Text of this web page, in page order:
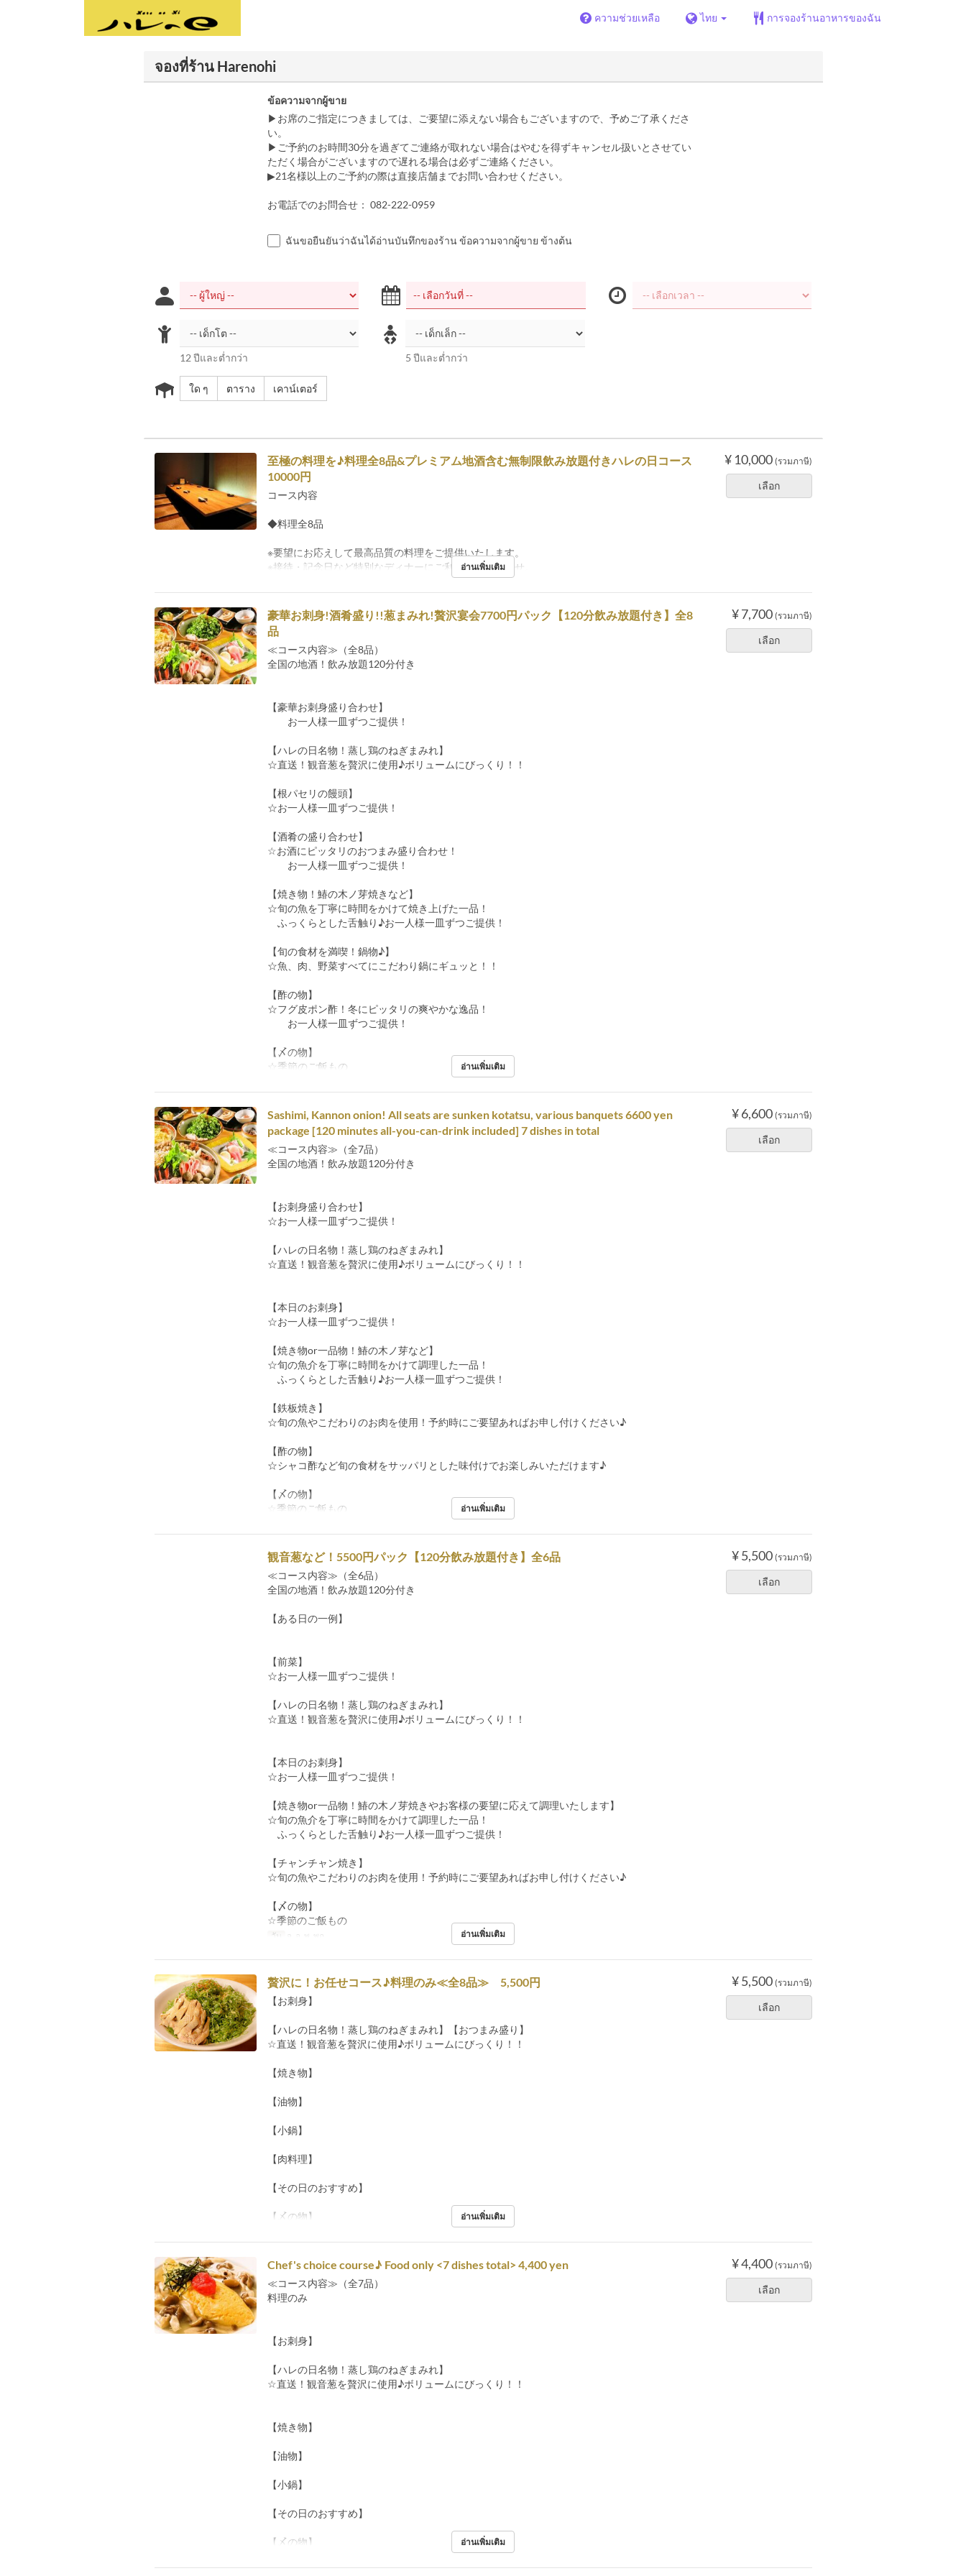
ความช่วยเหลือ ไทย การจองร้านอาหารของฉัน
จองที่ร้าน Harenohi
ข้อความจากผู้ขาย
▶お席のご指定につきましては、ご要望に添えない場合もございますので、予めご了承くださ
い。
▶ご予約のお時間30分を過ぎてご連絡が取れない場合はやむを得ずキャンセル扱いとさせてい
ただく場合がございますので遅れる場合は必ずご連絡ください。
▶21名様以上のご予約の際は直接店舗までお問い合わせください。
お電話でのお問合せ： 082-222-0959
ฉันขอยืนยันว่าฉันได้อ่านบันทึกของร้าน ข้อความจากผู้ขาย ข้างต้น
12 ปีและต่ำกว่า 5 ปีและต่ำกว่า
ใด ๆ ตาราง เคาน์เตอร์
¥ 10,000 (รวมภาษี)
เลือก
至極の料理を♪料理全8品&プレミアム地酒含む無制限飲み放題付きハレの日コース
10000円
コース内容
◆料理全8品
※要望にお応えして最高品質の料理をご提供いたします。
※接待・記念日など特別なディナーにご利用くださいませ。
อ่านเพิ่มเติม
¥ 7,700 (รวมภาษี)
เลือก
豪華お刺身!酒肴盛り!!葱まみれ!贅沢宴会7700円パック【120分飲み放題付き】全8
品
≪コース内容≫（全8品）
全国の地酒！飲み放題120分付き
【豪華お刺身盛り合わせ】
お一人様一皿ずつご提供！
【ハレの日名物！蒸し鶏のねぎまみれ】
☆直送！観音葱を贅沢に使用♪ボリュームにびっくり！！
【根パセリの饅頭】
☆お一人様一皿ずつご提供！
【酒肴の盛り合わせ】
☆お酒にピッタリのおつまみ盛り合わせ！
お一人様一皿ずつご提供！
【焼き物！鰆の木ノ芽焼きなど】
☆旬の魚を丁寧に時間をかけて焼き上げた一品！
ふっくらとした舌触り♪お一人様一皿ずつご提供！
【旬の食材を満喫！鍋物♪】
☆魚、肉、野菜すべてにこだわり鍋にギュッと！！
【酢の物】
☆フグ皮ポン酢！冬にピッタリの爽やかな逸品！
お一人様一皿ずつご提供！
【〆の物】
☆季節のご飯もの
อ่านเพิ่มเติม
¥ 6,600 (รวมภาษี)
เลือก
Sashimi, Kannon onion! All seats are sunken kotatsu, various banquets 6600 yen
package [120 minutes all-you-can-drink included] 7 dishes in total
≪コース内容≫（全7品）
全国の地酒！飲み放題120分付き
【お刺身盛り合わせ】
☆お一人様一皿ずつご提供！
【ハレの日名物！蒸し鶏のねぎまみれ】
☆直送！観音葱を贅沢に使用♪ボリュームにびっくり！！
【本日のお刺身】
☆お一人様一皿ずつご提供！
【焼き物or一品物！鰆の木ノ芽など】
☆旬の魚介を丁寧に時間をかけて調理した一品！
ふっくらとした舌触り♪お一人様一皿ずつご提供！
【鉄板焼き】
☆旬の魚やこだわりのお肉を使用！予約時にご要望あればお申し付けください♪
【酢の物】
☆シャコ酢など旬の食材をサッパリとした味付けでお楽しみいただけます♪
【〆の物】
☆季節のご飯もの
อ่านเพิ่มเติม
¥ 5,500 (รวมภาษี)
เลือก
観音葱など！5500円パック【120分飲み放題付き】全6品
≪コース内容≫（全6品）
全国の地酒！飲み放題120分付き
【ある日の一例】
【前菜】
☆お一人様一皿ずつご提供！
【ハレの日名物！蒸し鶏のねぎまみれ】
☆直送！観音葱を贅沢に使用♪ボリュームにびっくり！！
【本日のお刺身】
☆お一人様一皿ずつご提供！
【焼き物or一品物！鰆の木ノ芽焼きやお客様の要望に応えて調理いたします】
☆旬の魚介を丁寧に時間をかけて調理した一品！
ふっくらとした舌触り♪お一人様一皿ずつご提供！
【チャンチャン焼き】
☆旬の魚やこだわりのお肉を使用！予約時にご要望あればお申し付けください♪
【〆の物】
☆季節のご飯もの
วัน จ, อ, พ, พฤ อ่านเพิ่มเติม
¥ 5,500 (รวมภาษี)
เลือก
贅沢に！お任せコース♪料理のみ≪全8品≫ 5,500円
【お刺身】
【ハレの日名物！蒸し鶏のねぎまみれ】【おつまみ盛り】
☆直送！観音葱を贅沢に使用♪ボリュームにびっくり！！
【焼き物】
【油物】
【小鍋】
【肉料理】
【その日のおすすめ】
【〆の物】 อ่านเพิ่มเติม
¥ 4,400 (รวมภาษี)
เลือก
Chef's choice course♪ Food only <7 dishes total> 4,400 yen
≪コース内容≫（全7品）
料理のみ
【お刺身】
【ハレの日名物！蒸し鶏のねぎまみれ】
☆直送！観音葱を贅沢に使用♪ボリュームにびっくり！！
【焼き物】
【油物】
【小鍋】
【その日のおすすめ】
【〆の物】 อ่านเพิ่มเติม